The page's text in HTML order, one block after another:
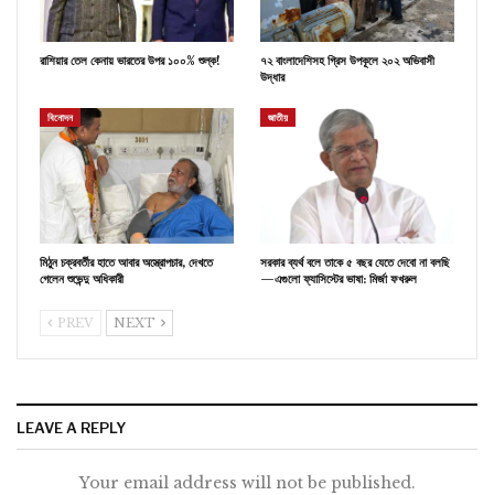
রাশিয়ার তেল কেনায় ভারতের উপর ১০০% শুল্ক!
৭২ বাংলাদেশিসহ গ্রিস উপকূলে ২০২ অভিবাসী
উদ্ধার
বিনোদন
মিঠুন চক্রবর্তীর হাতে আবার অস্ত্রোপচার, দেখতে
গেলেন শুভেন্দু অধিকারী
জাতীয়
সরকার ব্যর্থ বলে তাকে ৫ বছর যেতে দেবো না বলছি
—এগুলো ফ্যাসিস্টের ভাষা: মির্জা ফখরুল
PREV NEXT
LEAVE A REPLY
Your email address will not be published.